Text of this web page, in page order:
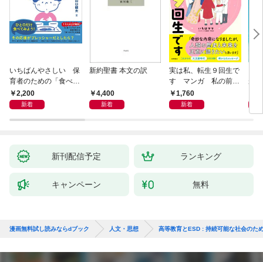
いちばんやさしい 保
育者のための「食べな
い子」サポートＢＯＯ
Ｋ 偏食・少食のお悩
2,200
新着
新約聖書 本文の訳
4,400
新着
実は私、転生９回生で
す マンガ 私の前世
物語1,760
新着
が
新刊配信予定 ランキング
キャンペーン 無料
漫画無料試し読みならdブック 人文・思想 高等教育とESD : 持続可能な社会のた